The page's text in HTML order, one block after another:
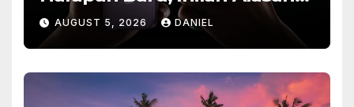
Banyak Orang Menantikan
Ponsel Flagship Ini
AUGUST 5, 2026 DANIEL